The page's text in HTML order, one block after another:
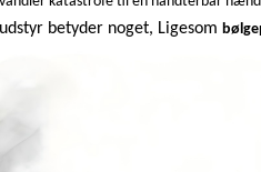
betyder noget, Ligesom